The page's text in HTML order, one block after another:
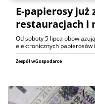
E-papierosy już
restauracjach i
Od soboty 5 lipca
elektronicznych papierosów
Zespół wGospodarce